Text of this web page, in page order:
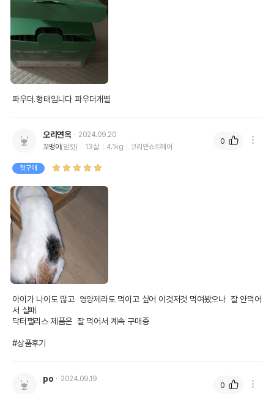
파우더.형태입니다 파우더개별
오리연옥
2024.09.20
꼬맹이 (암컷) 13살 4.1kg 코리안쇼트헤어
첫구매
아이가 나이도 많고  영양제라도 먹이고 싶어 이것저것 먹여봤으나  잘 안먹어
서 실패
닥터팰리스 제품은  잘 먹어서 계속 구매중
#상품후기
0
po 2024.09.19
0